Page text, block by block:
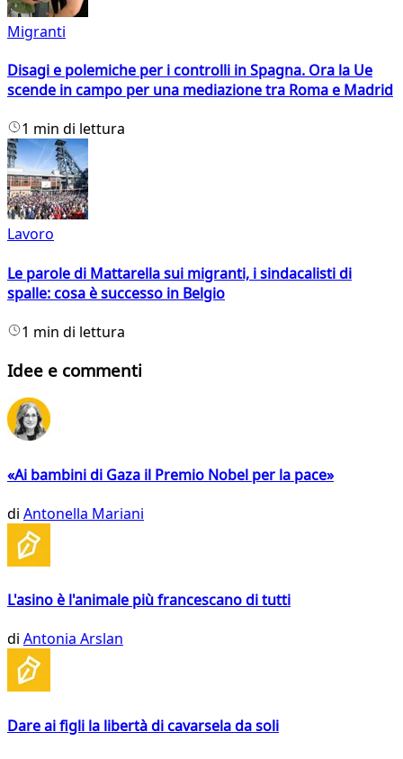
Migranti
Disagi e polemiche per i controlli in Spagna. Ora la Ue
scende in campo per una mediazione tra Roma e Madrid
1 min di lettura
Lavoro
Le parole di Mattarella sui migranti, i sindacalisti di
spalle: cosa è successo in Belgio
1 min di lettura
Idee e commenti
«Ai bambini di Gaza il Premio Nobel per la pace»
di Antonella Mariani
L'asino è l'animale più francescano di tutti
di Antonia Arslan
Dare ai figli la libertà di cavarsela da soli